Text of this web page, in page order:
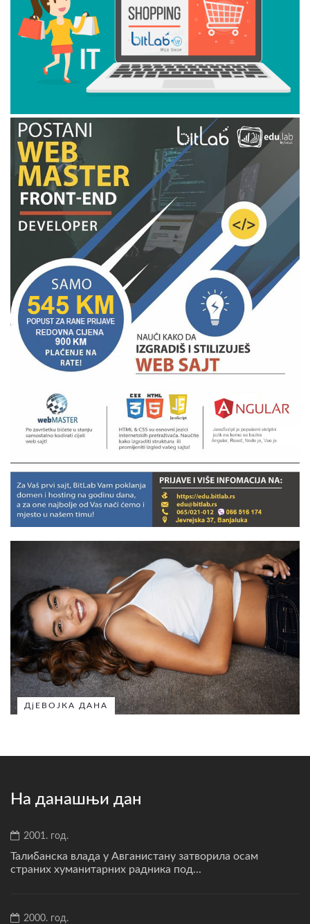
ДјЕВОЈКА ДАНА
На данашњи дан
2001. год.
Талибанска влада у Авганистану затворила осам
страних хуманитарних радника под...
2000. год.